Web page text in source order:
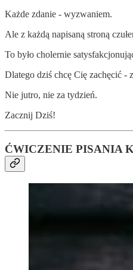
Każde zdanie - wyzwaniem.
Ale z każdą napisaną stroną
To było cholernie
Dlatego dziś chcę Cię zachęcić -
Nie jutro, nie za tydzień.
Zacznij Dziś!
ĆWICZENIE PISANIA